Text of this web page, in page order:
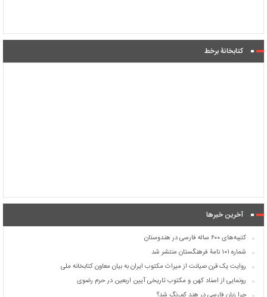
کتابخانۀ برخط
آخرین خبرها
کتیبه‌های ۶۰۰ ساله فارسی در هندوستان
شماره ۱۰۱ نامۀ فرهنگستان منتشر شد
روایت یک قرن صیانت از میراث مکتوب ایران به بیان معاون کتابخانه ملی
رونمایی از اسناد کهن و مکتوب تاریخی آیین اربعین در حرم رضوی